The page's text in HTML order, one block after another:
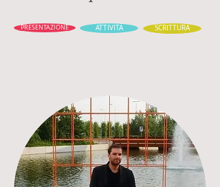
PRESENTAZIONE ATTIVITÀ SCRITTURA